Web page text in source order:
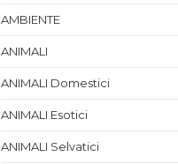
AMBIENTE
ANIMALI
ANIMALI Domestici
ANIMALI Esotici
ANIMALI Selvatici